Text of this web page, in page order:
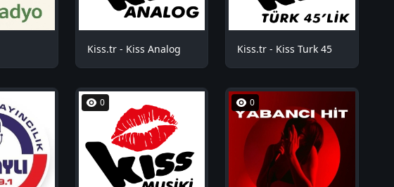
Kiss.tr - Kiss Analog Kiss.tr - Kiss Turk 45
0 0